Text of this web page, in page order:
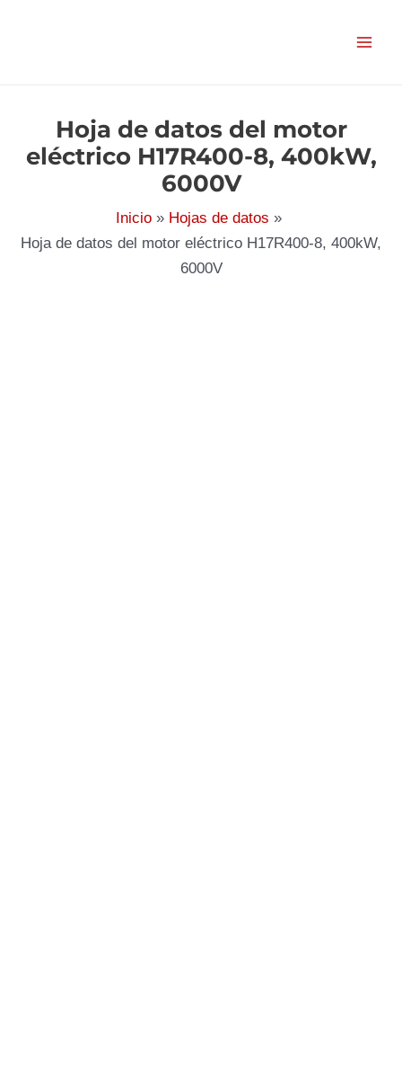
Hoja de datos del motor
eléctrico H17R400-8, 400kW,
6000V
Inicio
Hojas de datos
Hoja de datos del motor eléctrico H17R400-8, 400kW,
6000V